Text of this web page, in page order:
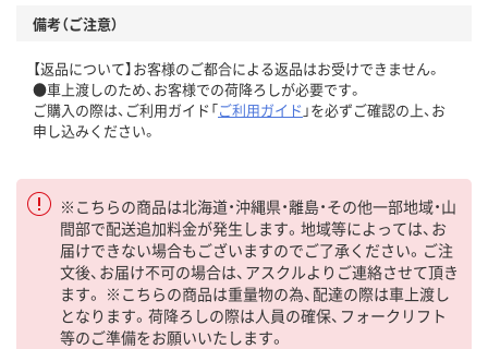
備考（ご注意）
【返品について】お客様のご都合による返品はお受けできません。
●車上渡しのため、お客様での荷降ろしが必要です。
ご購入の際は、ご利用ガイド「ご利用ガイド 」を必ずご確認の上、お
申し込みください。
※こちらの商品は北海道・沖縄県・離島・その他一部地域・山
間部で配送追加料金が発生します。地域等によっては、お
届けできない場合もございますのでご了承ください。ご注
文後、お届け不可の場合は、アスクルよりご連絡させて頂き
ます。 ※こちらの商品は重量物の為、配達の際は車上渡し
となります。荷降ろしの際は人員の確保、フォークリフト
等のご準備をお願いいたします。